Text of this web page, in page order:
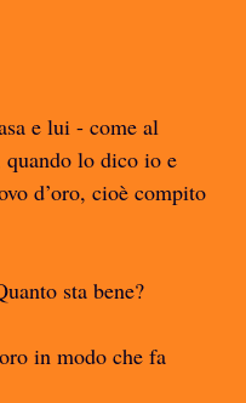
e lui - come al
quando lo dico io e
d’oro, cioè compito
sta bene?
in modo che fa